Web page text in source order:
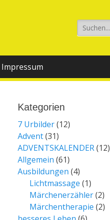
Suchen
nach:
Impressum
Kategorien
7 Urbilder(12)
Advent(31)
ADVENTSKALENDER(12)
Allgemein (61)
Ausbildungen (4)
Lichtmassage (1)
Märchenerzähler(2)
Märchentherapie (2)